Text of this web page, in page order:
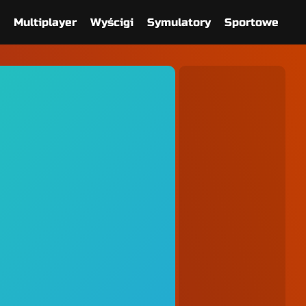
Multiplayer Wyścigi Symulatory Sportowe